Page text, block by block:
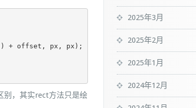
) + offset , px , px );
别，其实rect方法只是绘
2025年3月
2025年2月
2025年1月
2024年12月